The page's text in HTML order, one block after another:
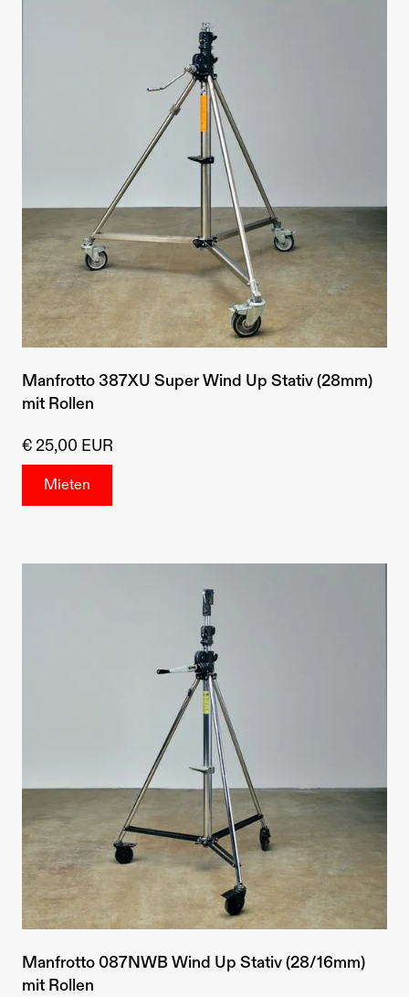
Manfrotto 387XU Super Wind Up Stativ (28mm)
mit Rollen
€ 25,00 EUR
Manfrotto 087NWB Wind Up Stativ (28/16mm)
mit Rollen